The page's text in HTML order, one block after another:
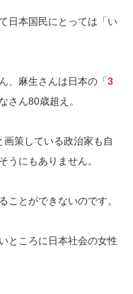
日本国民にとっては「い
、麻生さんは日本の「3
さん80歳超え。
策している政治家も自
うにもありません。
ことができないのです。
ところに日本社会の女性